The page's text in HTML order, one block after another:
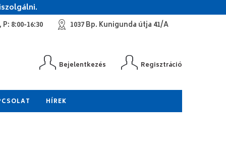
8:00-16:30 1037 Bp. Kunigunda útja 41/A
Bejelentkezés Regisztráció
HÍREK